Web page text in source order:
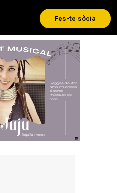
Fes-te sòcia